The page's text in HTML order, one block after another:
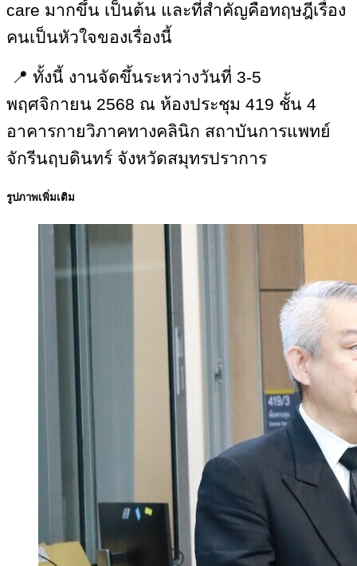
care มากขึ้น เป็นต้น และที่สำคัญคือทฤษฎีเรื่อง
คนเป็นหัวใจของเรื่องนี้
📍 ทั้งนี้ งานจัดขึ้นระหว่างวันที่ 3-5
พฤศจิกายน 2568 ณ ห้องประชุม 419 ชั้น 4
อาคารกายวิภาคทางคลินิก สถาบันการแพทย์
จักรีนฤบดินทร์ จังหวัดสมุทรปราการ
รูปภาพเพิ่มเติม